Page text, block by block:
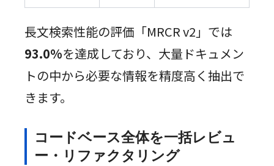
長文検索性能の評価「MRCR v2」では
93.0%を達成しており、大量ドキュメン
トの中から必要な情報を精度高く抽出で
きます。
コードベース全体を一括レビュ
ー・リファクタリング